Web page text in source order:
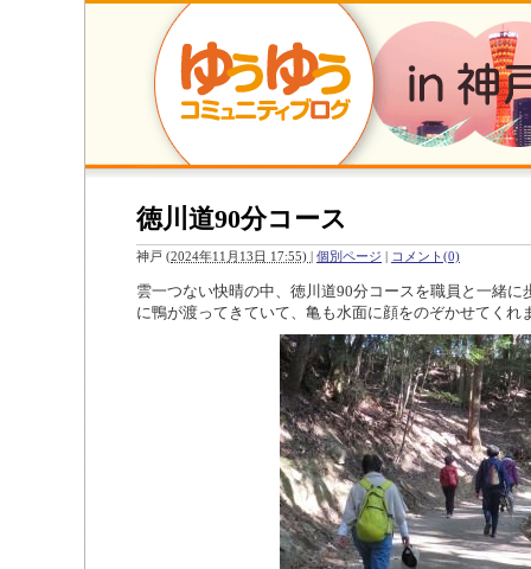
徳川道90分コース
神戸 (2024年11月13日 17:55) | 個別ページ | コメント(0)
雲一つない快晴の中、徳川道90分コースを職員と一緒
に鴨が渡ってきていて、亀も水面に顔をのぞかせてくれ